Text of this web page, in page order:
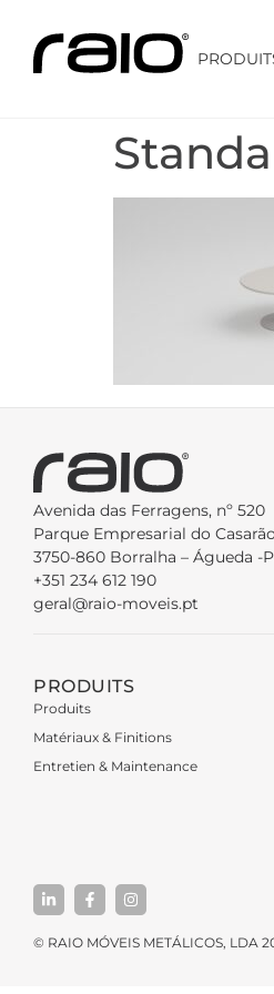
Avenida das Ferragens, nº 520
Parque Empresarial do Casarão
3750-860 Borralha – Águeda -
+351 234 612 190
geral@raio-moveis.pt
PRODUITS
Produits
Matériaux & Finitions
Entretien & Maintenance
© RAIO MÓVEIS METÁLICOS, LDA